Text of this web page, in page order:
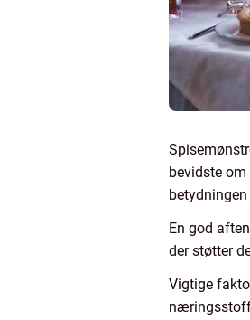
bevidste
En god
der støtter
Vigtige